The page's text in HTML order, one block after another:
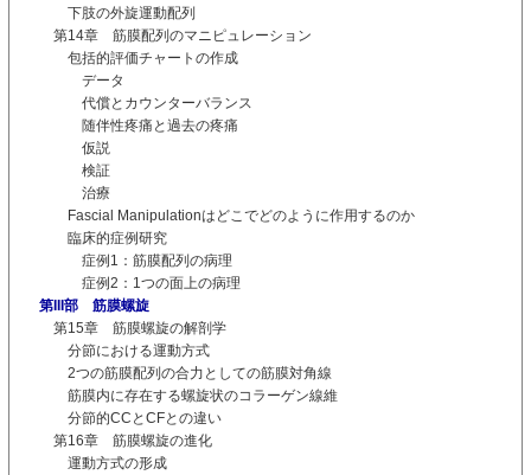
下肢の外旋運動配列
第14章 筋膜配列のマニピュレーション
包括的評価チャートの作成
データ
代償とカウンターバランス
随伴性疼痛と過去の疼痛
仮説
検証
治療
Fascial Manipulationはどこでどのように作用するのか
臨床的症例研究
症例1：筋膜配列の病理
症例2：1つの面上の病理
第III部 筋膜螺旋
第15章 筋膜螺旋の解剖学
分節における運動方式
2つの筋膜配列の合力としての筋膜対角線
筋膜内に存在する螺旋状のコラーゲン線維
分節的CCとCFとの違い
第16章 筋膜螺旋の進化
運動方式の形成